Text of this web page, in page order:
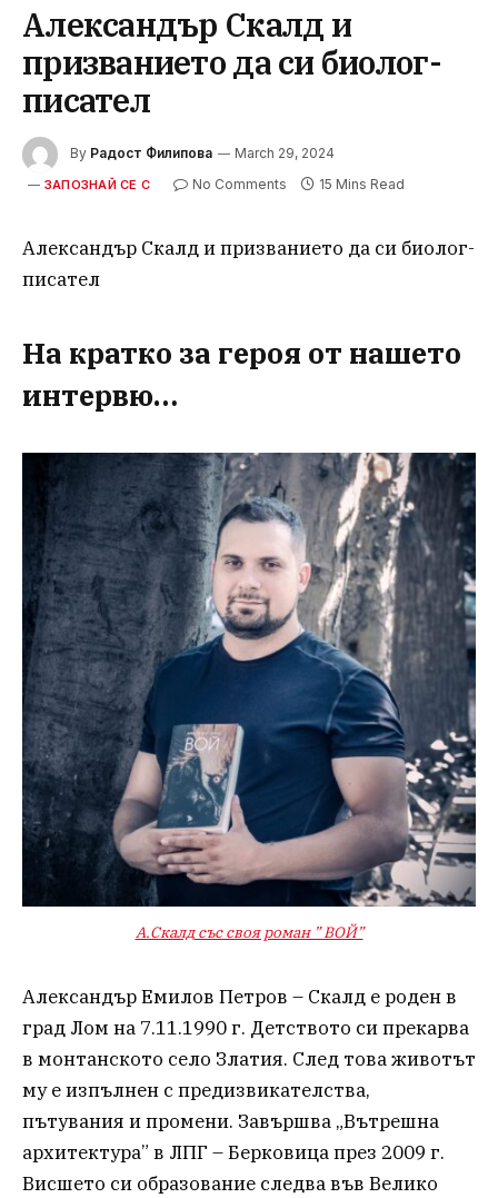
Александър Скалд и
призванието да си биолог-
писател
By Радост Филипова March 29, 2024
ЗАПОЗНАЙ СЕ С No Comments 15 Mins Read
Александър Скалд и призванието да си биолог-
писател
На кратко за героя от нашето
интервю…
А.Скалд със своя роман ” ВОЙ”
Александър Емилов Петров – Скалд е роден в
град Лом на 7.11.1990 г. Детството си прекарва
в монтанското село Златия. След това животът
му е изпълнен с предизвикателства,
пътувания и промени. Завършва „Вътрешна
архитектура” в ЛПГ – Берковица през 2009 г.
Висшето си образование следва във Велико